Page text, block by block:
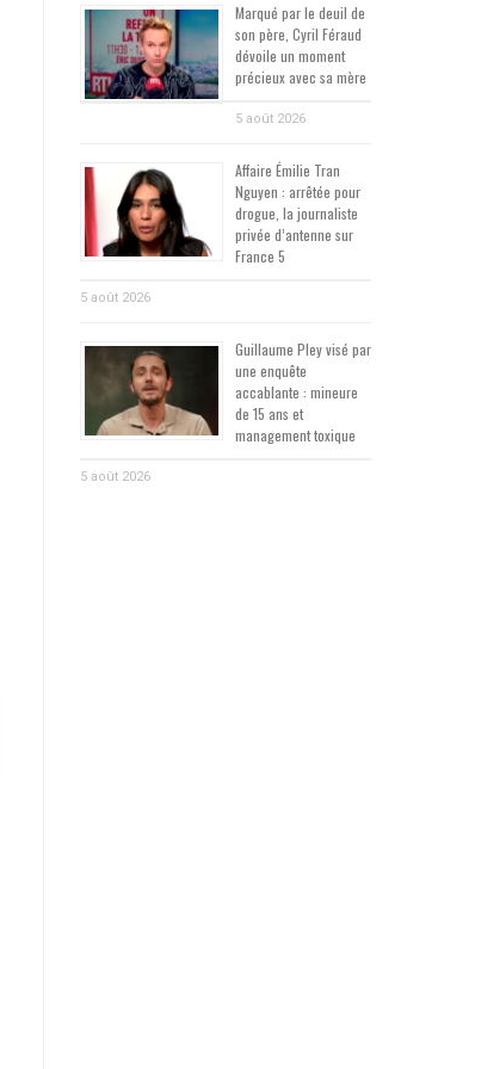
Marqué par le deuil de
son père, Cyril Féraud
dévoile un moment
précieux avec sa mère
5 août 2026
Affaire Émilie Tran
Nguyen : arrêtée pour
drogue, la journaliste
privée d’antenne sur
France 5
5 août 2026
Guillaume Pley visé par
une enquête
accablante : mineure
de 15 ans et
management toxique
5 août 2026